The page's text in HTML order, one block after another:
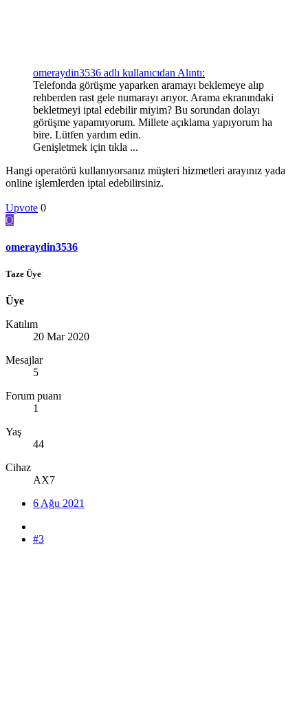
omeraydin3536 adlı kullanıcıdan Alıntı:
Telefonda görüşme yaparken aramayı beklemeye alıp
rehberden rast gele numarayı arıyor. Arama ekranındaki
bekletmeyi iptal edebilir miyim? Bu sorundan dolayı
görüşme yapamıyorum. Millete açıklama yapıyorum ha
bire. Lütfen yardım edin.
Genişletmek için tıkla ...
Hangi operatörü kullanıyorsanız müşteri hizmetleri arayınız yada
online işlemlerden iptal edebilirsiniz.
Upvote 0
O
omeraydin3536
Taze Üye
Üye
Katılım
20 Mar 2020
Mesajlar
5
Forum puanı
1
Yaş
44
Cihaz
AX7
6 Ağu 2021
#3